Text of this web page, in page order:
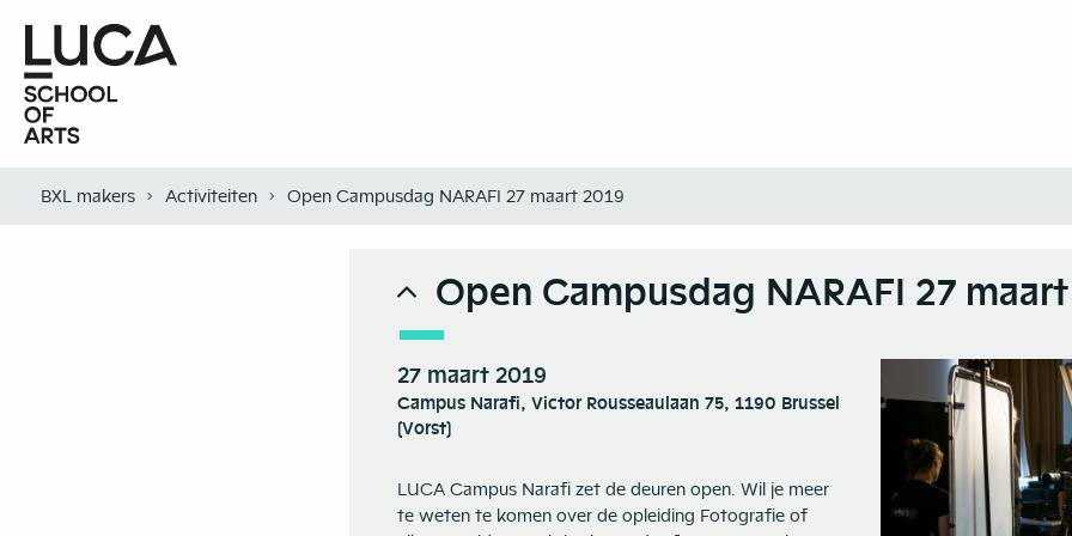
BXL makers Activiteiten Open Campusdag NARAFI 27 maart 2019
Open Campusdag NARAFI 27
27 maart 2019
Campus Narafi, Victor Rousseaulaan 75, 1190 Brussel
(Vorst)
LUCA Campus Narafi zet de deuren open. Wil je meer
te weten te komen over de opleiding Fotografie of